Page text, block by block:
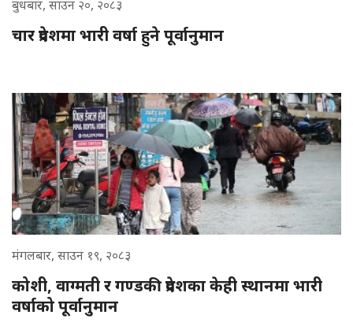
बुधबार, साउन २०, २०८३
चार प्रदेशमा भारी वर्षा हुने पूर्वानुमान
मंगलबार, साउन १९, २०८३
कोशी, वाग्मती र गण्डकी प्रदेशका केही स्थानमा भारी
वर्षाको पूर्वानुमान